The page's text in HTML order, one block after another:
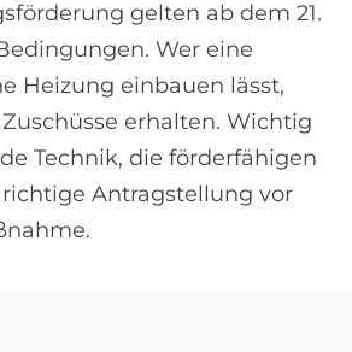
gelten ab dem 21.
Wer eine
Heizung einbauen lässt,
erhalten. Wichtig
Technik, die förderfähigen
Antragstellung vor